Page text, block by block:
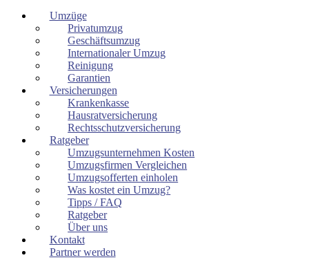
Umzüge
Privatumzug
Geschäftsumzug
Internationaler Umzug
Reinigung
Garantien
Versicherungen
Krankenkasse
Hausratversicherung
Rechtsschutzversicherung
Ratgeber
Umzugsunternehmen Kosten
Umzugsfirmen Vergleichen
Umzugsofferten einholen
Was kostet ein Umzug?
Tipps / FAQ
Ratgeber
Über uns
Kontakt
Partner werden